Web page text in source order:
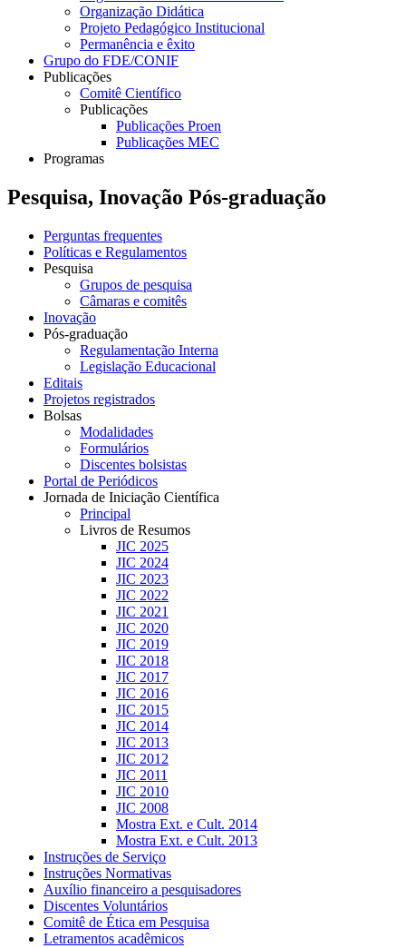
Organização Didática
Projeto Pedagógico Institucional
Permanência e êxito
Grupo do FDE/CONIF
Publicações
Comitê Científico
Publicações
Publicações Proen
Publicações MEC
Programas
Pesquisa, Inovação Pós-graduação
Perguntas frequentes
Políticas e Regulamentos
Pesquisa
Grupos de pesquisa
Câmaras e comitês
Inovação
Pós-graduação
Regulamentação Interna
Legislação Educacional
Editais
Projetos registrados
Bolsas
Modalidades
Formulários
Discentes bolsistas
Portal de Periódicos
Jornada de Iniciação Científica
Principal
Livros de Resumos
JIC 2025
JIC 2024
JIC 2023
JIC 2022
JIC 2021
JIC 2020
JIC 2019
JIC 2018
JIC 2017
JIC 2016
JIC 2015
JIC 2014
JIC 2013
JIC 2012
JIC 2011
JIC 2010
JIC 2008
Mostra Ext. e Cult. 2014
Mostra Ext. e Cult. 2013
Instruções de Serviço
Instruções Normativas
Auxílio financeiro a pesquisadores
Discentes Voluntários
Comitê de Ética em Pesquisa
Letramentos acadêmicos